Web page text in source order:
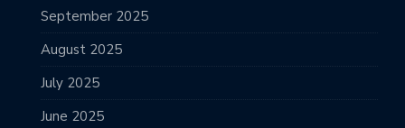
September 2025
August 2025
July 2025
June 2025